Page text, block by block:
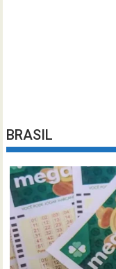
BRASIL